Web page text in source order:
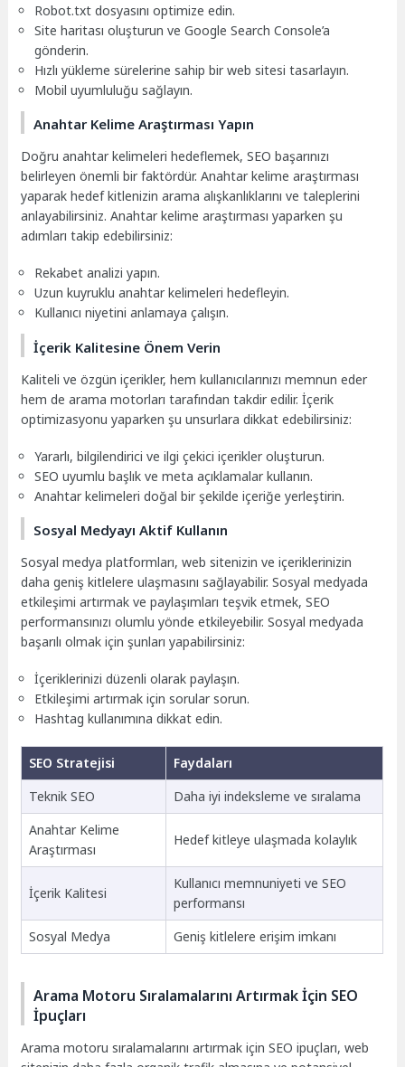
Robot.txt dosyasını optimize edin.
Site haritası oluşturun ve Google Search Console’a
gönderin.
Hızlı yükleme sürelerine sahip bir web sitesi tasarlayın.
Mobil uyumluluğu sağlayın.
Anahtar Kelime Araştırması Yapın
Doğru anahtar kelimeleri hedeflemek, SEO başarınızı
belirleyen önemli bir faktördür. Anahtar kelime araştırması
yaparak hedef kitlenizin arama alışkanlıklarını ve taleplerini
anlayabilirsiniz. Anahtar kelime araştırması yaparken şu
adımları takip edebilirsiniz:
Rekabet analizi yapın.
Uzun kuyruklu anahtar kelimeleri hedefleyin.
Kullanıcı niyetini anlamaya çalışın.
İçerik Kalitesine Önem Verin
Kaliteli ve özgün içerikler, hem kullanıcılarınızı memnun eder
hem de arama motorları tarafından takdir edilir. İçerik
optimizasyonu yaparken şu unsurlara dikkat edebilirsiniz:
Yararlı, bilgilendirici ve ilgi çekici içerikler oluşturun.
SEO uyumlu başlık ve meta açıklamalar kullanın.
Anahtar kelimeleri doğal bir şekilde içeriğe yerleştirin.
Sosyal Medyayı Aktif Kullanın
Sosyal medya platformları, web sitenizin ve içeriklerinizin
daha geniş kitlelere ulaşmasını sağlayabilir. Sosyal medyada
etkileşimi artırmak ve paylaşımları teşvik etmek, SEO
performansınızı olumlu yönde etkileyebilir. Sosyal medyada
başarılı olmak için şunları yapabilirsiniz:
İçeriklerinizi düzenli olarak paylaşın.
Etkileşimi artırmak için sorular sorun.
Hashtag kullanımına dikkat edin.
SEO Stratejisi
Faydaları
Teknik SEO
Daha iyi indeksleme ve sıralama
Anahtar Kelime
Araştırması
Hedef kitleye ulaşmada kolaylık
İçerik Kalitesi
Kullanıcı memnuniyeti ve SEO
performansı
Sosyal Medya
Geniş kitlelere erişim imkanı
Arama Motoru Sıralamalarını Artırmak İçin SEO
İpuçları
Arama motoru sıralamalarını artırmak için SEO ipuçları, web